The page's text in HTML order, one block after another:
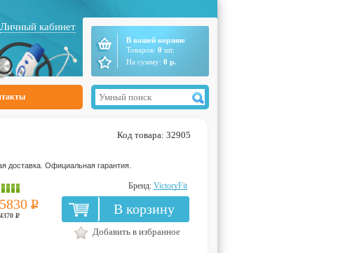
Личный кабинет
В вашей корзине
Товаров: 0 шт.
На сумму: 0 р.
Код товара: 32905
Официальная гарантия.
Бренд: VictoryFit
Р
4370 Р В корзину
Добавить в избранное